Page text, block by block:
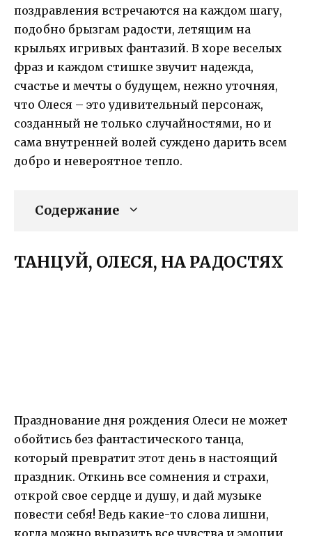
поздравления встречаются на каждом шагу,
подобно брызгам радости, летящим на
крыльях игривых фантазий. В хоре веселых
фраз и каждом стишке звучит надежда,
счастье и мечты о будущем, нежно уточняя,
что Олеся – это удивительный персонаж,
созданный не только случайностями, но и
сама внутренней волей суждено дарить всем
добро и невероятное тепло.
Содержание
ТАНЦУЙ, ОЛЕСЯ, НА РАДОСТЯХ
Празднование дня рождения Олеси не может
обойтись без фантастического танца,
который превратит этот день в настоящий
праздник. Откинь все сомнения и страхи,
открой свое сердце и душу, и дай музыке
повести себя! Ведь какие-то слова лишни,
когда можно выразить все чувства и эмоции